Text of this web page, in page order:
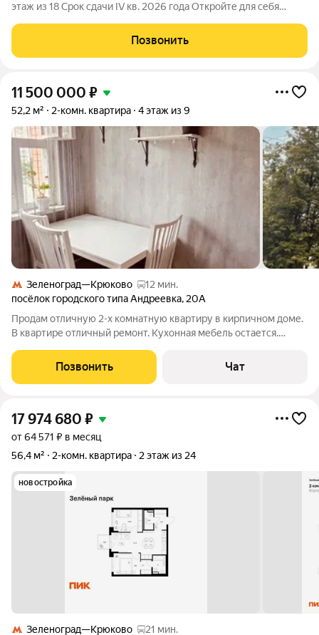
этаж из 18 Срок сдачи IV кв. 2026 года Откройте для себя
Зеленоград» в окружении лесов и водоемов всего в 500
метрах от Зеленограда.
Позвонить
11 500 000 ₽
52,2 м² 2-комн. квартира 4 этаж из 9
Зеленоград—Крюково
12 мин.
посёлок городского типа Андреевка, 20А
Продам отличную 2-х комнатную квартиру в кирпичном доме.
В квартире отличный ремонт. Кухонная мебель остается.
место. Чистый подъезд, хорошие соседи. Альтернатива на
квартиру в Зеленограде. Один
Позвонить Чат
17 974 680 ₽
от 64 571 ₽ в месяц
56,4 м²
2-комн. квартира 2 этаж из 24
новостройка
Зеленоград—Крюково 21 мин.